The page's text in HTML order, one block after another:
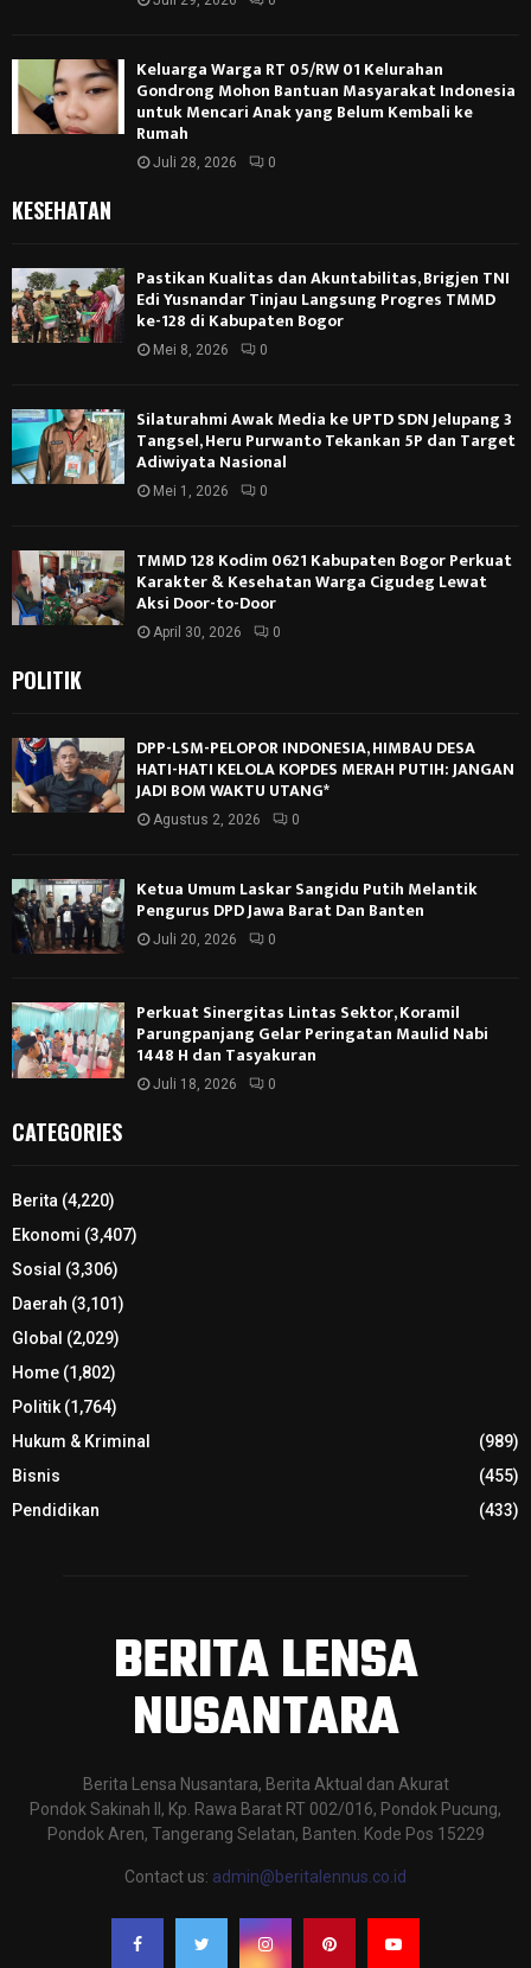
Keluarga Warga RT 05/RW 01 Kelurahan
Gondrong Mohon Bantuan Masyarakat Indonesia
untuk Mencari Anak yang Belum Kembali ke
Rumah
Juli 28, 2026 0
KESEHATAN
Pastikan Kualitas dan Akuntabilitas, Brigjen TNI
Edi Yusnandar Tinjau Langsung Progres TMMD
ke-128 di Kabupaten Bogor
Mei 8, 2026 0
Silaturahmi Awak Media ke UPTD SDN Jelupang 3
Tangsel, Heru Purwanto Tekankan 5P dan Target
Adiwiyata Nasional
Mei 1, 2026 0
TMMD 128 Kodim 0621 Kabupaten Bogor Perkuat
Karakter & Kesehatan Warga Cigudeg Lewat
Aksi Door-to-Door
April 30, 2026 0
POLITIK
DPP-LSM-PELOPOR INDONESIA, HIMBAU DESA
HATI-HATI KELOLA KOPDES MERAH PUTIH: JANGAN
JADI BOM WAKTU UTANG*
Agustus 2, 2026 0
Ketua Umum Laskar Sangidu Putih Melantik
Pengurus DPD Jawa Barat Dan Banten
Juli 20, 2026 0
Perkuat Sinergitas Lintas Sektor, Koramil
Parungpanjang Gelar Peringatan Maulid Nabi
1448 H dan Tasyakuran
Juli 18, 2026 0
CATEGORIES
Berita (4,220)
Ekonomi (3,407)
Sosial (3,306)
Daerah (3,101)
Global (2,029)
Home (1,802)
Politik(1,764)
Hukum & Kriminal
(989)
Bisnis
(455)
Pendidikan
(433)
BERITA LENSA
NUSANTARA
Berita Lensa Nusantara, Berita Aktual dan Akurat
Pondok Sakinah II, Kp. Rawa Barat RT 002/016, Pondok Pucung,
Pondok Aren, Tangerang Selatan, Banten. Kode Pos 15229
Contact us: admin@beritalennus.co.id